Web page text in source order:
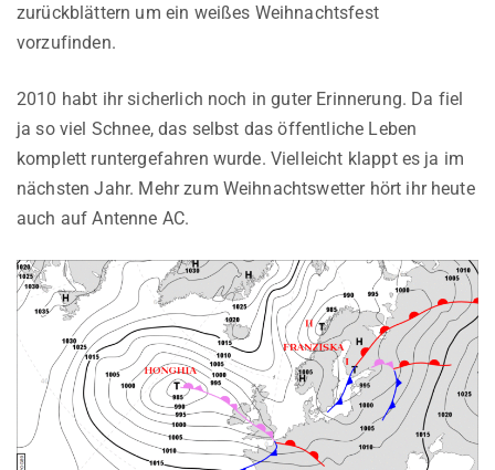
zurückblättern um ein weißes Weihnachtsfest
vorzufinden.
2010 habt ihr sicherlich noch in guter Erinnerung. Da fiel
ja so viel Schnee, das selbst das öffentliche Leben
komplett runtergefahren wurde. Vielleicht klappt es ja im
nächsten Jahr. Mehr zum Weihnachtswetter hört ihr heute
auch auf Antenne AC.